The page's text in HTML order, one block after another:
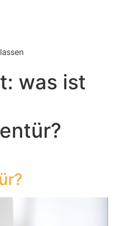
was ist